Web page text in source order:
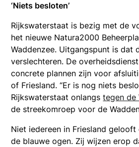
‘Niets besloten’
Rijkswaterstaat is bezig met de
het nieuwe Natura2000
Waddenzee. Uitgangspunt is dat
verslechteren. De
concrete plannen zijn voor
of Friesland. “Er is nog niets
Rijkswaterstaat onlangstegen de
de streekomroep voor de
Niet iedereen in Friesland
de blauwe ogen. Zij wijzen erop